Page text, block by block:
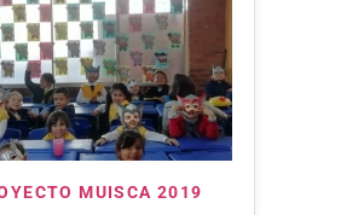
MUISCA 2019